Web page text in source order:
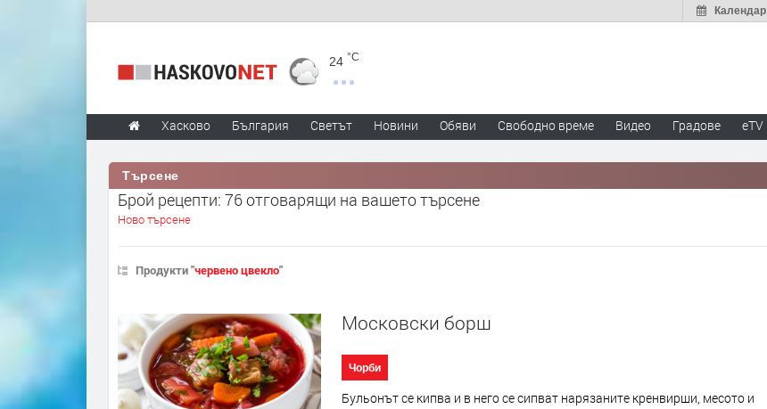
Календар
24 °C
Хасково България Светът Новини Обяви Свободно време Видео Градове eTV
Търсене
Брой рецепти: 76 отговарящи на вашето търсене
Ново търсене
Продукти "червено цвекло"
Московски борш
Чорби
Бульонът се кипва и в него се сипват нарязаните кренвирши, месото и